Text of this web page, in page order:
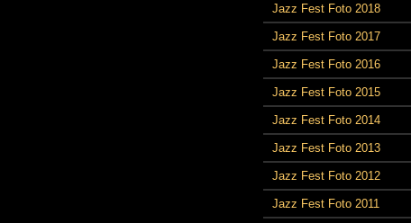
Jazz Fest Foto 2018
Jazz Fest Foto 2017
Jazz Fest Foto 2016
Jazz Fest Foto 2015
Jazz Fest Foto 2014
Jazz Fest Foto 2013
Jazz Fest Foto 2012
Jazz Fest Foto 2011